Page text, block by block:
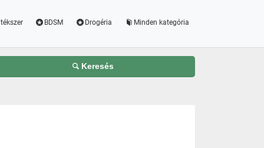
BDSM Drogéria Minden kategória
Keresés